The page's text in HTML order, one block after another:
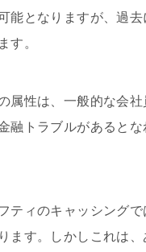
能となりますが、過
す。
属性は、一般的な会
融トラブルがあると
ティのキャッシング
ます。しかしこれは